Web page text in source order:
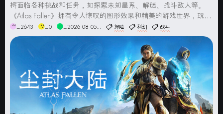
将面临各种挑战和任务，如探索未知星系、解谜、战斗敌人等。
《Atlas Fallen》拥有令人惊叹的图形效果和精美的游戏世界，玩家
可以畅游在各种异星环境中，感受身临其境的体验。游戏中有多种
战斗方式和武器选择，玩家可以使用各种高...
_2643 _0 _2026-08-05... 探险 科幻 战斗